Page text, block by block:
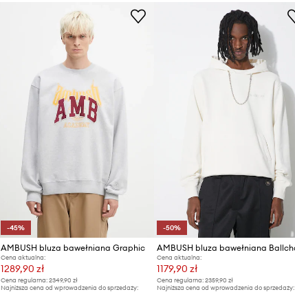
-45%
AMBUSH bluza bawełniana Graphic
Cena aktualna:
1289,90 zł
Cena regularna:2349,90 zł
Najniższa cena od wprowadzenia do sprzedaży:
-50%
Cena aktualna:
1179,90 zł
Cena regularna: 2359,90 zł
Najniższa cena od wprowadzenia do sprzedaży: